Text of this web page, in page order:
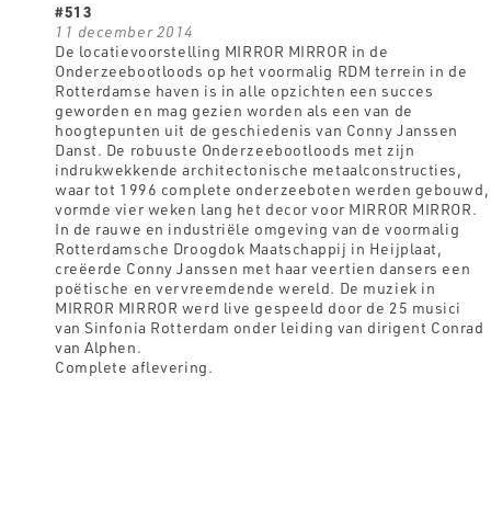
#513
11 december 2014
De locatievoorstelling MIRROR MIRROR in de
Onderzeebootloods op het voormalig RDM terrein in de
Rotterdamse haven is in alle opzichten een succes
geworden en mag gezien worden als een van de
hoogtepunten uit de geschiedenis van Conny Janssen
Danst. De robuuste Onderzeebootloods met zijn
indrukwekkende architectonische metaalconstructies,
waar tot 1996 complete onderzeeboten werden gebouwd,
vormde vier weken lang het decor voor MIRROR MIRROR.
In de rauwe en industriële omgeving van de voormalig
Rotterdamsche Droogdok Maatschappij in Heijplaat,
creëerde Conny Janssen met haar veertien dansers een
poëtische en vervreemdende wereld. De muziek in
MIRROR MIRROR werd live gespeeld door de 25 musici
van Sinfonia Rotterdam onder leiding van dirigent Conrad
van Alphen.
Complete aflevering.